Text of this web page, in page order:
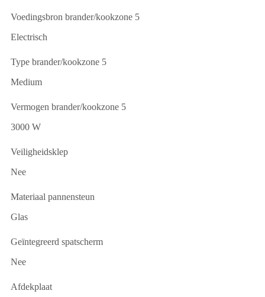
Voedingsbron brander/kookzone 5
Electrisch
Type brander/kookzone 5
Medium
Vermogen brander/kookzone 5
3000 W
Veiligheidsklep
Nee
Materiaal pannensteun
Glas
Geïntegreerd spatscherm
Nee
Afdekplaat